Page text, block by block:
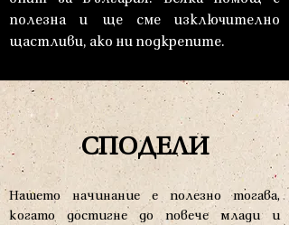
полезна и ще сме изключително
щастливи, ако ни подкрепите.
СПОДЕЛИ
Нашето начинание е полезно тогава,
когато достигне до повече млади и